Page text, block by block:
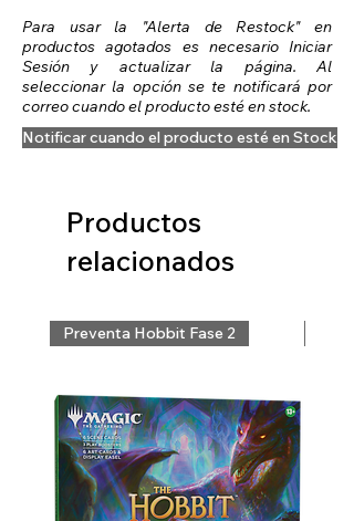
Para usar la "Alerta de Restock" en
productos agotados es necesario Iniciar
Sesión y actualizar la página. Al
seleccionar la opción se te notificará por
correo cuando el producto esté en stock.
Notificar cuando el producto esté en Stock
Productos
relacionados
Preventa Hobbit Fase 2